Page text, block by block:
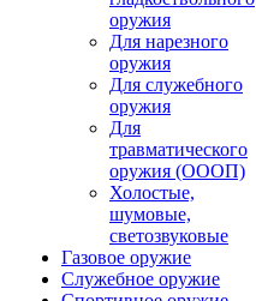
оружия
Для нарезного
оружия
Для служебного
оружия
Для
травматического
оружия (ОООП)
Холостые,
шумовые,
светозвуковые
Газовое оружие
Служебное оружие